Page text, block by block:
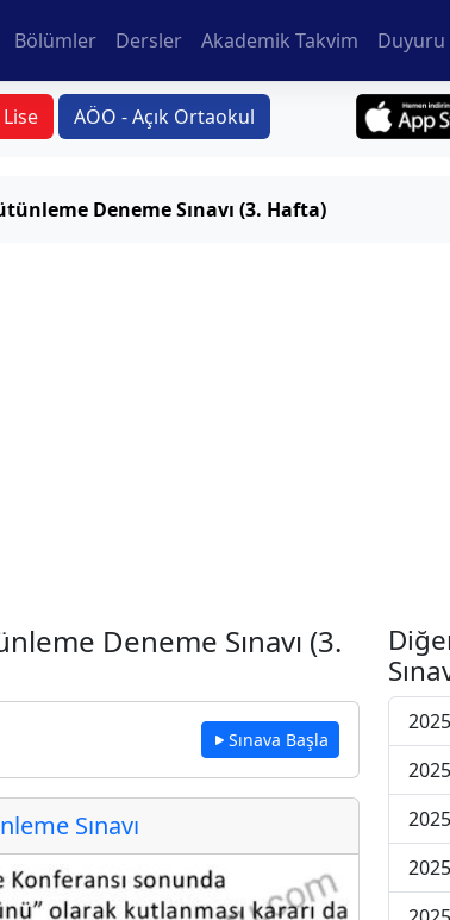
Bölümler Dersler Akademik Takvim Duyuru
Lise AÖO - Açık Ortaokul
Deneme Sınavı (3. Hafta)
Deneme Sınavı (3.
Sınava Başla
Sınavı